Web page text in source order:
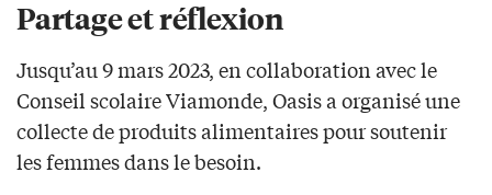
Partage et réflexion
Jusqu’au 9 mars 2023, en collaboration avec le
Conseil scolaire Viamonde, Oasis a organisé une
collecte de produits alimentaires pour soutenir
les femmes dans le besoin.